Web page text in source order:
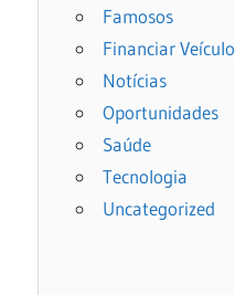
Famosos
Financiar Veículo
Notícias
Oportunidades
Saúde
Tecnologia
Uncategorized